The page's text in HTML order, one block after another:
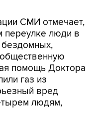
помощь Доктора
газ из
вред
людям,
фонда